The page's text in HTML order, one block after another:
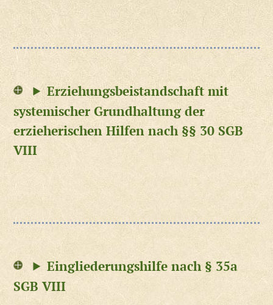
Erziehungsbeistandschaft mit
systemischer Grundhaltung der
erzieherischen Hilfen nach §§ 30 SGB
VIII
Eingliederungshilfe nach § 35a
SGB VIII